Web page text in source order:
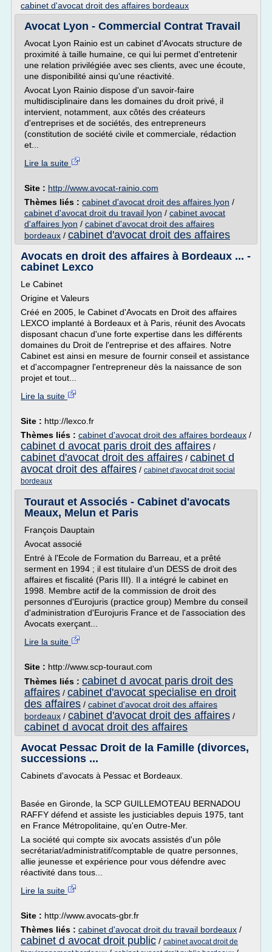
cabinet d'avocat droit des affaires bordeaux
Avocat Lyon - Commercial Contrat Travail
Avocat Lyon Rainio est un cabinet d'Avocats structure de
proximité à taille humaine, ce qui lui permet d'entretenir
une relation privilégiée avec ses clients, avec une écoute,
une disponibilité ainsi qu'une réactivité.
Avocat Lyon Rainio dispose d'un savoir-faire
multidisciplinaire dans les domaines du droit privé, il
intervient, notamment, aux côtés des créateurs
d'entreprises et de sociétés, des entrepreneurs
(constitution de société civile et commerciale, rédaction
et...
Lire la suite
Site : http://www.avocat-rainio.com
Thèmes liés : cabinet d'avocat droit des affaires lyon /
cabinet d'avocat droit du travail lyon / cabinet avocat
d'affaires lyon / cabinet d'avocat droit des affaires
bordeaux / cabinet d'avocat droit des affaires
Avocats en droit des affaires à Bordeaux ... -
cabinet Lexco
Le Cabinet
Origine et Valeurs
Créé en 2005, le Cabinet d'Avocats en Droit des affaires
LEXCO implanté à Bordeaux et à Paris, réunit des Avocats
disposant chacun d'une forte expertise dans les différents
domaines du Droit de l'entreprise et des affaires. Notre
Cabinet est ainsi en mesure de fournir conseil et assistance
et d'accompagner l'entrepreneur dès la naissance de son
projet et tout...
Lire la suite
Site : http://lexco.fr
Thèmes liés : cabinet d'avocat droit des affaires bordeaux /
cabinet d avocat paris droit des affaires /
cabinet d'avocat droit des affaires / cabinet d
avocat droit des affaires / cabinet d'avocat droit social
bordeaux
Touraut et Associés - Cabinet d'avocats
Meaux, Melun et Paris
François Dauptain
Avocat associé
Entré à l'Ecole de Formation du Barreau, et a prêté
serment en 1994 ; il est titulaire d'un DESS de droit des
affaires et fiscalité (Paris III). Il a intégré le cabinet en
1998. Membre actif de la commission de droit des
personnes d'Eurojuris (practice group) Membre du conseil
d'administration d'Eurojuris France et de l'association des
Avocats exerçant...
Lire la suite
Site : http://www.scp-touraut.com
Thèmes liés : cabinet d avocat paris droit des
affaires / cabinet d'avocat specialise en droit
des affaires / cabinet d'avocat droit des affaires
bordeaux / cabinet d'avocat droit des affaires /
cabinet d avocat droit des affaires
Avocat Pessac Droit de la Famille (divorces,
successions ...
Cabinets d'avocats à Pessac et Bordeaux.
Basée en Gironde, la SCP GUILLEMOTEAU BERNADOU
RAFFY défend et assiste les justiciables depuis 1975, tant
en France Métropolitaine, qu'en Outre-Mer.
La société qui compte six avocats assistés d'un pôle
secrétariat/administratif/comptable de quatre personnes,
allie jeunesse et expérience pour vous défendre avec
réactivité dans tous...
Lire la suite
Site : http://www.avocats-gbr.fr
Thèmes liés : cabinet d'avocat droit du travail bordeaux /
cabinet d avocat droit public / cabinet avocat droit de